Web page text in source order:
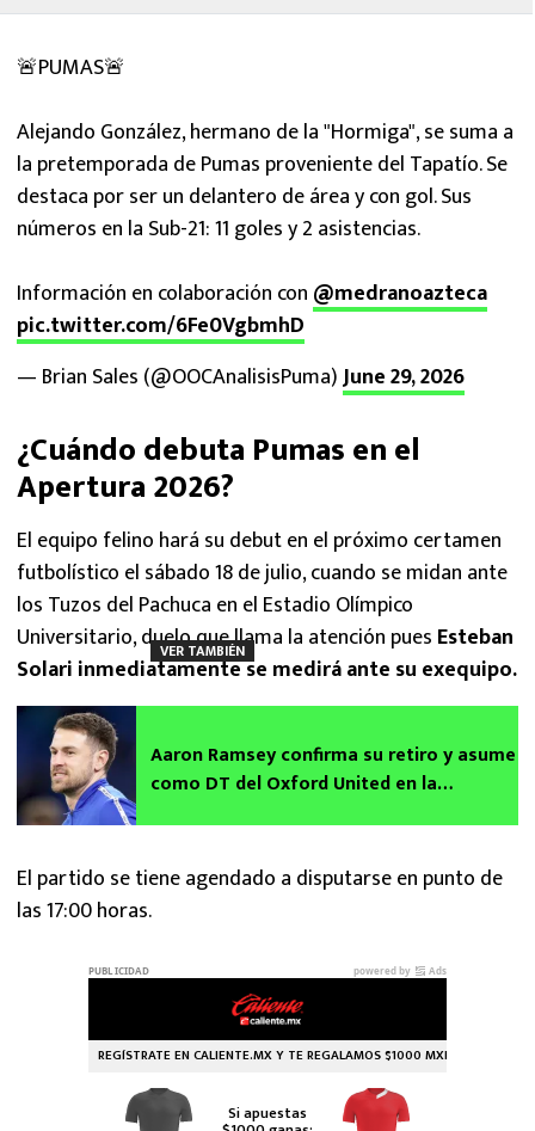
🚨PUMAS🚨
Alejando González, hermano de la "Hormiga", se suma a
la pretemporada de Pumas proveniente del Tapatío. Se
destaca por ser un delantero de área y con gol. Sus
números en la Sub-21: 11 goles y 2 asistencias.
Información en colaboración con @medranoazteca
pic.twitter.com/6Fe0VgbmhD
— Brian Sales (@OOCAnalisisPuma)June 29, 2026
¿Cuándo debuta Pumas en el
Apertura 2026?
El equipo felino hará su debut en el próximo certamen
futbolístico el sábado 18 de julio, cuando se midan ante
los Tuzos del Pachuca en el Estadio Olímpico
Universitario, duelo que llama la atención pues Esteban
Solari inmediatamente se medirá ante su exequipo.
VER TAMBIÉN
Aaron Ramsey confirma su retiro y asume
como DT del Oxford United en la
El partido se tiene agendado a disputarse en punto de
las 17:00 horas.